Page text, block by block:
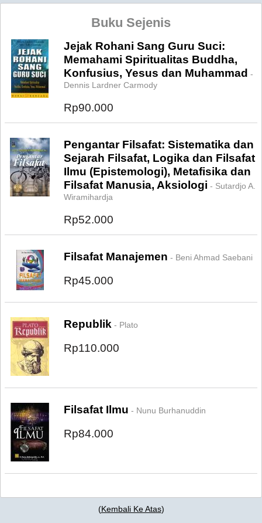
Buku Sejenis
Jejak Rohani Sang Guru Suci:
Memahami Spiritualitas Buddha,
Konfusius, Yesus dan Muhammad -
Dennis Lardner Carmody
Rp90.000
Pengantar Filsafat: Sistematika dan
Sejarah Filsafat, Logika dan Filsafat
Ilmu (Epistemologi), Metafisika dan
Filsafat Manusia, Aksiologi - Sutardjo A.
Wiramihardja
Rp52.000
Filsafat Manajemen - Beni Ahmad Saebani
Rp45.000
Republik - Plato
Rp110.000
Filsafat Ilmu - Nunu Burhanuddin
Rp84.000
(Kembali Ke Atas)